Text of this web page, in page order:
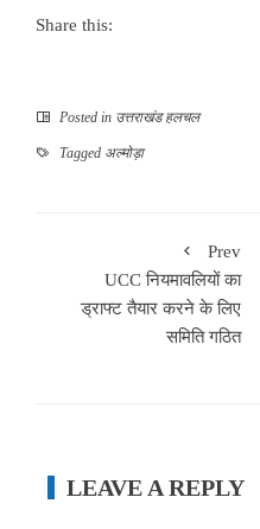
Share this:
Posted in उत्तराखंड हलचल
Tagged अल्मोड़ा
Prev
UCC नियमावलियों का
ड्राफ्ट तैयार करने के लिए
समिति गठित
LEAVE A REPLY